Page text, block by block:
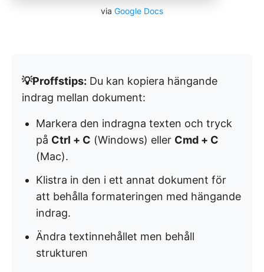
via Google Docs
💡Proffstips: Du kan kopiera hängande
indrag mellan dokument:
Markera den indragna texten och tryck
på Ctrl + C (Windows) eller Cmd + C
(Mac).
Klistra in den i ett annat dokument för
att behålla formateringen med hängande
indrag.
Ändra textinnehållet men behåll
strukturen